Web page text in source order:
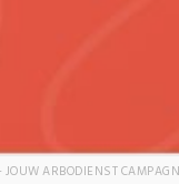
ARBODIENST